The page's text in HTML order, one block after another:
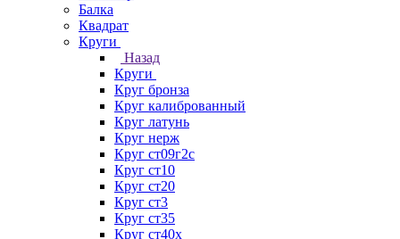
Балка
Квадрат
Круги
Назад
Круги
Круг бронза
Круг калиброванный
Круг латунь
Круг нерж
Круг ст09г2с
Круг ст10
Круг ст20
Круг ст3
Круг ст35
Круг ст40х